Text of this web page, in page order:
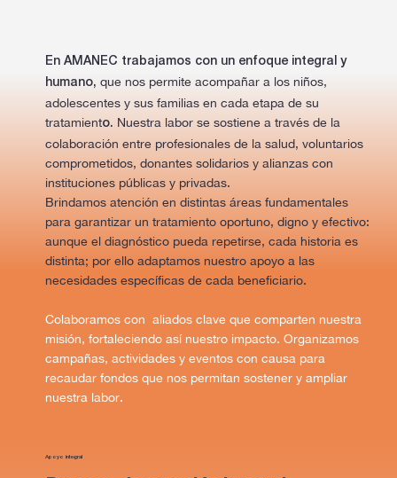
En AMANEC trabajamos con un enfoque integral y
humano, que nos permite acompañar a los niños,
adolescentes y sus familias en cada etapa de su
tratamiento. Nuestra labor se sostiene a través de la
colaboración entre profesionales de la salud, voluntarios
comprometidos, donantes solidarios y alianzas con
instituciones públicas y privadas.
Brindamos atención en distintas áreas fundamentales
para garantizar un tratamiento oportuno, digno y efectivo:
aunque el diagnóstico pueda repetirse, cada historia es
distinta; por ello adaptamos nuestro apoyo a las
necesidades específicas de cada beneficiario.
Colaboramos con aliados clave que comparten nuestra
misión, fortaleciendo así nuestro impacto. Organizamos
campañas, actividades y eventos con causa para
recaudar fondos que nos permitan sostener y ampliar
nuestra labor.
Apoyo integral